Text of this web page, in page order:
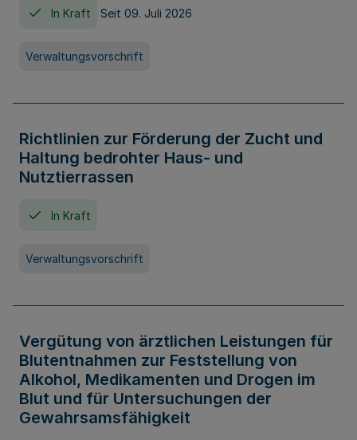
In Kraft Seit 09. Juli 2026
Verwaltungsvorschrift
Richtlinien zur Förderung der Zucht und
Haltung bedrohter Haus- und
Nutztierrassen
In Kraft
Verwaltungsvorschrift
Vergütung von ärztlichen Leistungen für
Blutentnahmen zur Feststellung von
Alkohol, Medikamenten und Drogen im
Blut und für Untersuchungen der
Gewahrsamsfähigkeit